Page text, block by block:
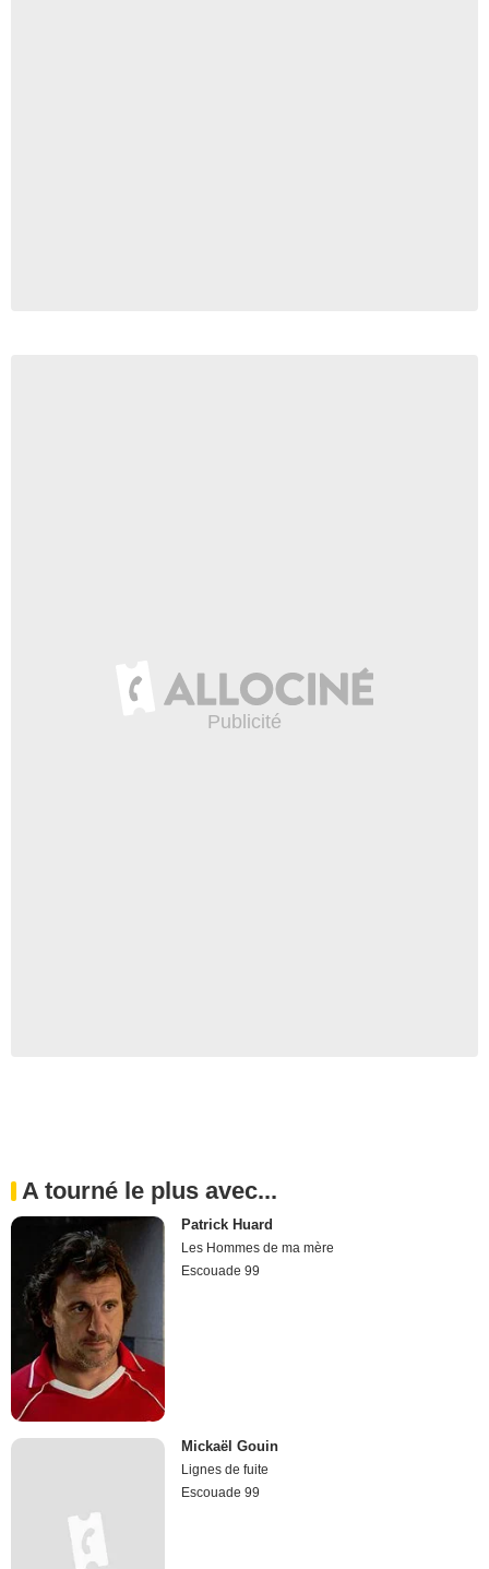
A tourné le plus avec...
Patrick Huard
Les Hommes de ma mère
Escouade 99
Mickaël Gouin
Lignes de fuite
Escouade 99